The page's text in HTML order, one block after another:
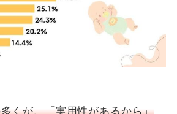
くが、「実用性があるから」